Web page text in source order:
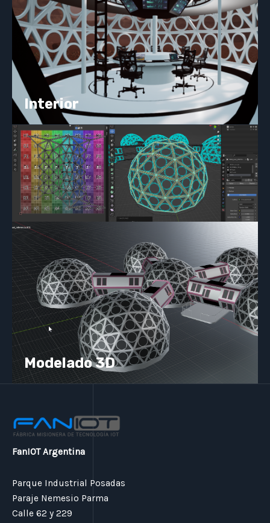
Interior
Modelado 3D
FanIOT Argentina
Parque Industrial Posadas
Paraje Nemesio Parma
Calle 62 y 229